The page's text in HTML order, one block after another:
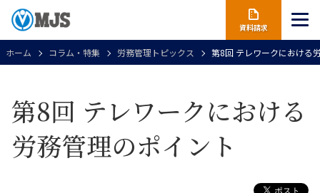
資料請求
ホーム コラム・特集 労務管理トピックス 第8回 テレワークにおける
第8回 テレワークにおける
労務管理のポイント